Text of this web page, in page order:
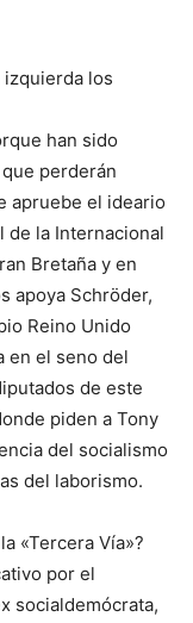
izquierda los
han sido
perderán
apruebe el ideario
de la Internacional
Bretaña y en
apoya Schröder,
Reino Unido
en el seno del
de este
piden a Tony
del socialismo
del laborismo.
«Tercera Vía»?
por el
socialdemócrata,